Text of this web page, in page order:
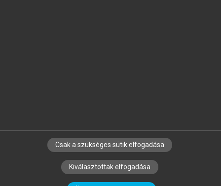
SZERZŐKNEK CÉGEKNEK KÖNYVTÁROSOKNAK
SZERKESZTÉSI ÉS LEKTORÁLÁSI ALAPELVEK
Csak a szükséges sütik elfogadása
Kiválasztottak elfogadása